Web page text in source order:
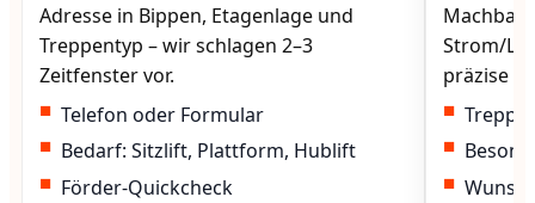
Adresse in Bippen, Etagenlage und
Treppentyp – wir schlagen 2–3
Zeitfenster vor.
Telefon oder Formular
Bedarf: Sitzlift, Plattform, Hublift
Förder-Quickcheck
Strom/
präzise